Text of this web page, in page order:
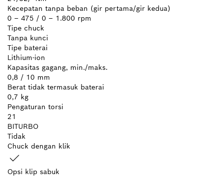
Kecepatan tanpa beban (gir pertama/gir kedua)
0 – 475 / 0 – 1.800 rpm
Tipe chuck
Tanpa kunci
Tipe baterai
Lithium-ion
Kapasitas gagang, min./maks.
0,8 / 10 mm
Berat tidak termasuk baterai
0,7 kg
Pengaturan torsi
21
BITURBO
Tidak
Chuck dengan klik
Opsi klip sabuk